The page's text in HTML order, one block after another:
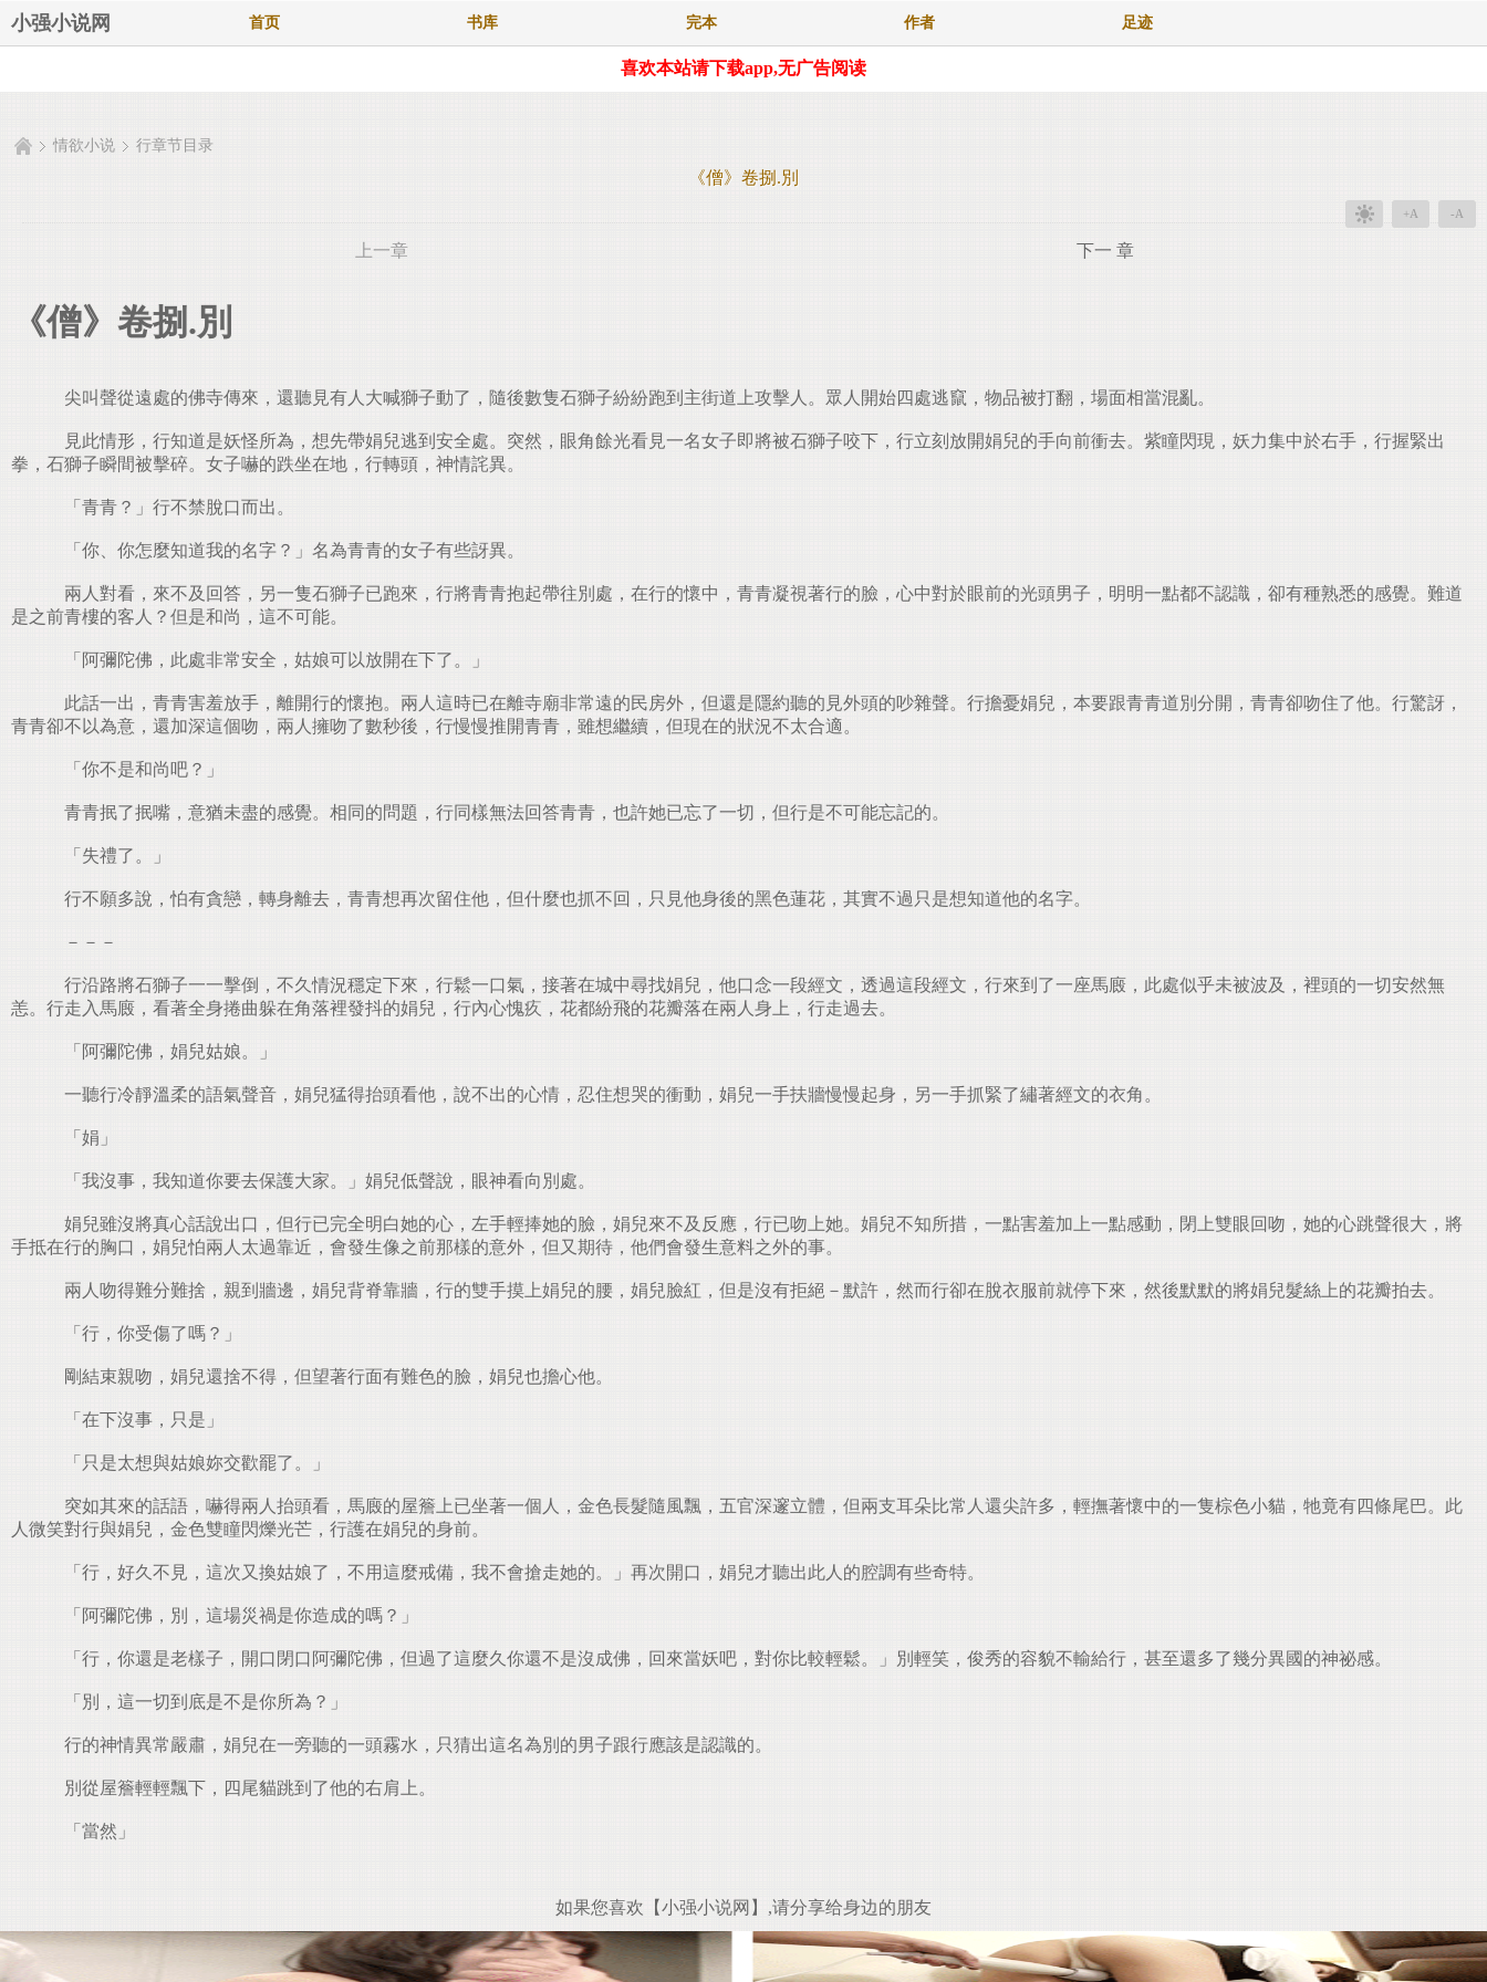
小强小说网 首页 书库 完本 作者 足迹
喜欢本站请下载app,无广告阅读
情欲小说 行章节目录
《僧》卷捌.別
+A -A
上一章 下一 章
《僧》卷捌.別
尖叫聲從遠處的佛寺傳來，還聽見有人大喊獅子動了，隨後數隻石獅子紛紛跑到主街道上攻擊人。眾人開始四處逃竄，物品被打翻，場面相當混亂。
見此情形，行知道是妖怪所為，想先帶娟兒逃到安全處。突然，眼角餘光看見一名女子即將被石獅子咬下，行立刻放開娟兒的手向前衝去。紫瞳閃現，妖力集中於右手，行握緊出
拳，石獅子瞬間被擊碎。女子嚇的跌坐在地，行轉頭，神情詫異。
「青青？」行不禁脫口而出。
「你、你怎麼知道我的名字？」名為青青的女子有些訝異。
兩人對看，來不及回答，另一隻石獅子已跑來，行將青青抱起帶往別處，在行的懷中，青青凝視著行的臉，心中對於眼前的光頭男子，明明一點都不認識，卻有種熟悉的感覺。難道
是之前青樓的客人？但是和尚，這不可能。
「阿彌陀佛，此處非常安全，姑娘可以放開在下了。」
此話一出，青青害羞放手，離開行的懷抱。兩人這時已在離寺廟非常遠的民房外，但還是隱約聽的見外頭的吵雜聲。行擔憂娟兒，本要跟青青道別分開，青青卻吻住了他。行驚訝，
青青卻不以為意，還加深這個吻，兩人擁吻了數秒後，行慢慢推開青青，雖想繼續，但現在的狀況不太合適。
「你不是和尚吧？」
青青抿了抿嘴，意猶未盡的感覺。相同的問題，行同樣無法回答青青，也許她已忘了一切，但行是不可能忘記的。
「失禮了。」
行不願多說，怕有貪戀，轉身離去，青青想再次留住他，但什麼也抓不回，只見他身後的黑色蓮花，其實不過只是想知道他的名字。
－－－
行沿路將石獅子一一擊倒，不久情況穩定下來，行鬆一口氣，接著在城中尋找娟兒，他口念一段經文，透過這段經文，行來到了一座馬廄，此處似乎未被波及，裡頭的一切安然無
恙。行走入馬廄，看著全身捲曲躲在角落裡發抖的娟兒，行內心愧疚，花都紛飛的花瓣落在兩人身上，行走過去。
「阿彌陀佛，娟兒姑娘。」
一聽行冷靜溫柔的語氣聲音，娟兒猛得抬頭看他，說不出的心情，忍住想哭的衝動，娟兒一手扶牆慢慢起身，另一手抓緊了繡著經文的衣角。
「娟」
「我沒事，我知道你要去保護大家。」娟兒低聲說，眼神看向別處。
娟兒雖沒將真心話說出口，但行已完全明白她的心，左手輕捧她的臉，娟兒來不及反應，行已吻上她。娟兒不知所措，一點害羞加上一點感動，閉上雙眼回吻，她的心跳聲很大，將
手抵在行的胸口，娟兒怕兩人太過靠近，會發生像之前那樣的意外，但又期待，他們會發生意料之外的事。
兩人吻得難分難捨，親到牆邊，娟兒背脊靠牆，行的雙手摸上娟兒的腰，娟兒臉紅，但是沒有拒絕－默許，然而行卻在脫衣服前就停下來，然後默默的將娟兒髮絲上的花瓣拍去。
「行，你受傷了嗎？」
剛結束親吻，娟兒還捨不得，但望著行面有難色的臉，娟兒也擔心他。
「在下沒事，只是」
「只是太想與姑娘妳交歡罷了。」
突如其來的話語，嚇得兩人抬頭看，馬廄的屋簷上已坐著一個人，金色長髮隨風飄，五官深邃立體，但兩支耳朵比常人還尖許多，輕撫著懷中的一隻棕色小貓，牠竟有四條尾巴。此
人微笑對行與娟兒，金色雙瞳閃爍光芒，行護在娟兒的身前。
「行，好久不見，這次又換姑娘了，不用這麼戒備，我不會搶走她的。」再次開口，娟兒才聽出此人的腔調有些奇特。
「阿彌陀佛，別，這場災禍是你造成的嗎？」
「行，你還是老樣子，開口閉口阿彌陀佛，但過了這麼久你還不是沒成佛，回來當妖吧，對你比較輕鬆。」別輕笑，俊秀的容貌不輸給行，甚至還多了幾分異國的神祕感。
「別，這一切到底是不是你所為？」
行的神情異常嚴肅，娟兒在一旁聽的一頭霧水，只猜出這名為別的男子跟行應該是認識的。
別從屋簷輕輕飄下，四尾貓跳到了他的右肩上。
「當然」
如果您喜欢【小强小说网】,请分享给身边的朋友